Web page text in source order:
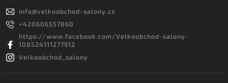
info@velkoobchod-salony.cz
+420606557860
https://www.facebook.com/Velkoobchod-salony-
108524111277912
Velkoobchod_salony